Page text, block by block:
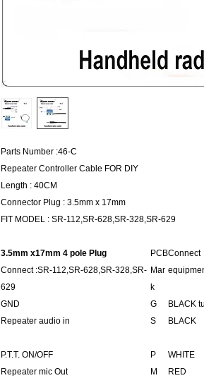
Parts Number :46-C
Repeater Controller Cable FOR DIY
Length : 40CM
Connector Plug : 3.5mm x 17mm
FIT MODEL : SR-112,SR-628,SR-328,SR-629
3.5mm x17mm 4 pole Plug
Connect :SR-112,SR-628,SR-328,SR-
629
PCB
Mar
k
Connect
GND G BLACK
Repeater audio in
S BLACK
P.T.T. ON/OFF
P WHITE
Repeater mic Out
M RED